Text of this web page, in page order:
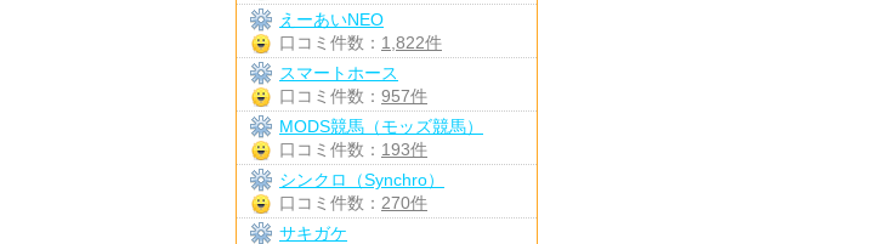
えーあいNEO
口コミ件数： 1,822件
スマートホース
口コミ件数： 957件
MODS競馬（モッズ競馬）
口コミ件数： 193件
シンクロ（Synchro）
口コミ件数： 270件
サキガケ